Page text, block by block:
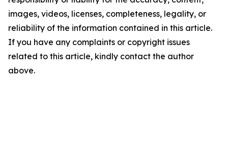
images, videos, licenses, completeness, legality, or
reliability of the information contained in this article.
If you have any complaints or copyright issues
related to this article, kindly contact the author
above.